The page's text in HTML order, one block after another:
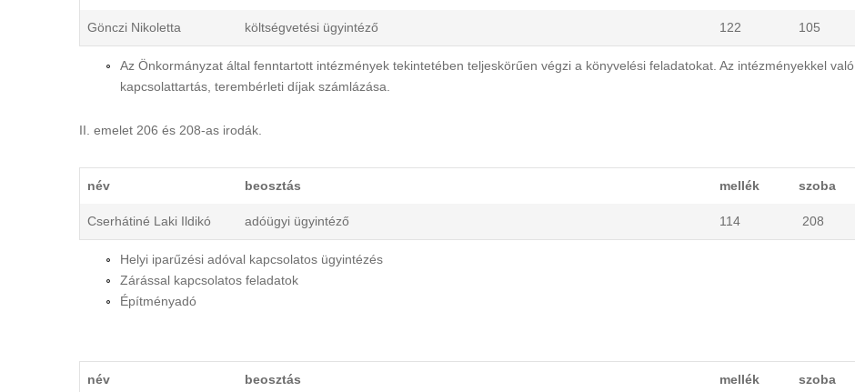
Gönczi Nikoletta költségvetési ügyintéző 122 105
Az Önkormányzat által fenntartott intézmények tekintetében teljeskörűen végzi a könyvelési feladatokat. Az intézményekkel való
kapcsolattartás, terembérleti díjak számlázása.
II. emelet 206 és 208-as irodák.
név beosztás mellék szoba
Cserhátiné Laki Ildikó adóügyi ügyintéző 114 208
Helyi iparűzési adóval kapcsolatos ügyintézés
Zárással kapcsolatos feladatok
Építményadó
név beosztás mellék szoba